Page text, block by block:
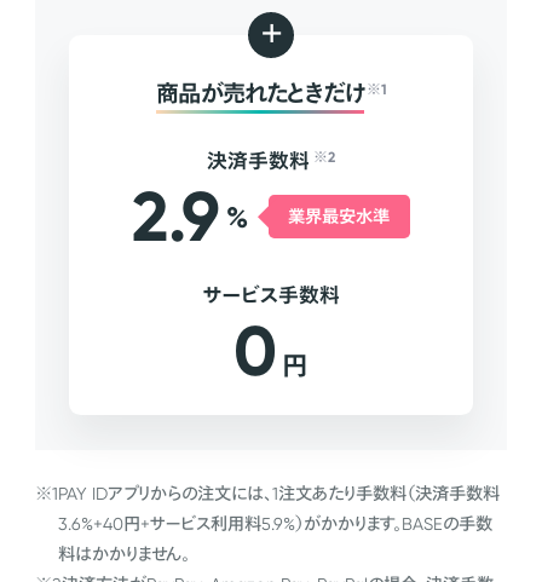
+
商品が売れたときだけ ※1
決済手数料 ※2
2.9 % 業界最安水準
サービス手数料
0 円
※1PAY IDアプリからの注文には、1注文あたり手数料（決済手数料
3.6%+40円+サービス利用料5.9%）がかかります。BASEの手数
料はかかりません。